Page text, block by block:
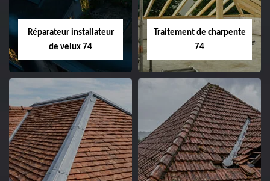
Réparateur installateur
de velux 74
Traitement de charpente
74